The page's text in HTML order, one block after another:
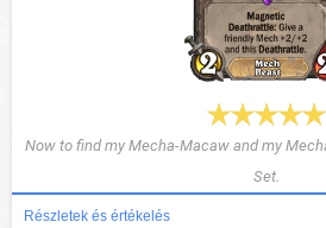
Now to find my Mecha-Macaw and my
Set.
Részletek és értékelés